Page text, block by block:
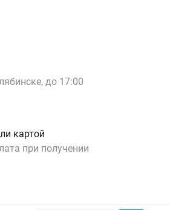
до 17:00
картой
при получении